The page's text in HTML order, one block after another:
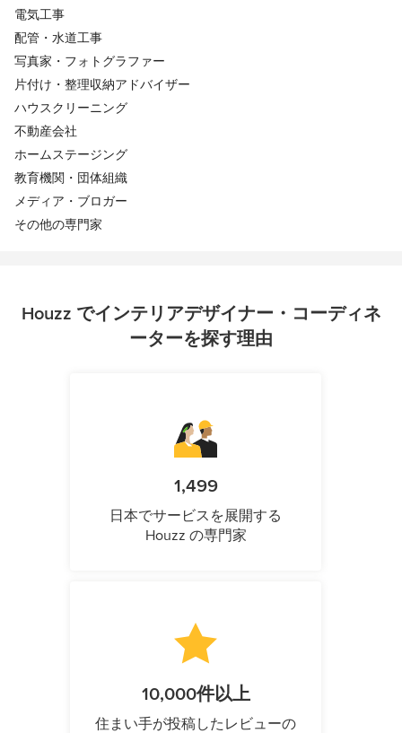
電気工事
配管・水道工事
写真家・フォトグラファー
片付け・整理収納アドバイザー
ハウスクリーニング
不動産会社
ホームステージング
教育機関・団体組織
メディア・ブロガー
その他の専門家
Houzz でインテリアデザイナー・コーディネ
ーターを探す理由
1,499
日本でサービスを展開する
Houzz の専門家
10,000件以上
住まい手が投稿したレビューの